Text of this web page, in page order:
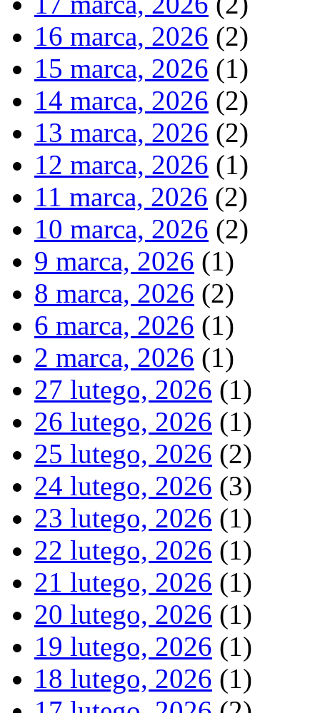
16 marca, 2026 (2)
15 marca, 2026 (1)
14 marca, 2026 (2)
13 marca, 2026 (2)
12 marca, 2026 (1)
11 marca, 2026 (2)
10 marca, 2026 (2)
9 marca, 2026 (1)
8 marca, 2026 (2)
6 marca, 2026 (1)
2 marca, 2026 (1)
27 lutego, 2026 (1)
26 lutego, 2026 (1)
25 lutego, 2026 (2)
24 lutego, 2026 (3)
23 lutego, 2026 (1)
22 lutego, 2026 (1)
21 lutego, 2026 (1)
20 lutego, 2026 (1)
19 lutego, 2026 (1)
18 lutego, 2026 (1)